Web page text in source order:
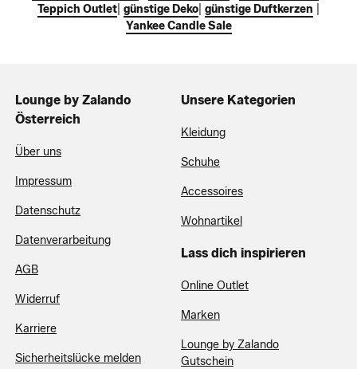
Teppich Outlet günstige Deko günstige Duftkerzen
Yankee Candle Sale
Lounge by Zalando
Österreich
Über uns
Impressum
Datenschutz
Datenverarbeitung
AGB
Widerruf
Karriere
Sicherheitslücke melden
Unsere Kategorien
Kleidung
Schuhe
Accessoires
Wohnartikel
Lass dich inspirieren
Online Outlet
Marken
Lounge by Zalando
Gutschein